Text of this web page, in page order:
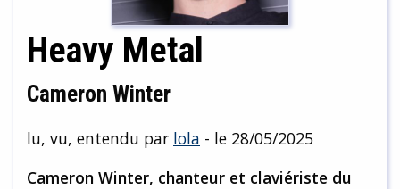
Heavy Metal
Cameron Winter
lu, vu, entendu par lola - le 28/05/2025
Cameron Winter, chanteur et claviériste du